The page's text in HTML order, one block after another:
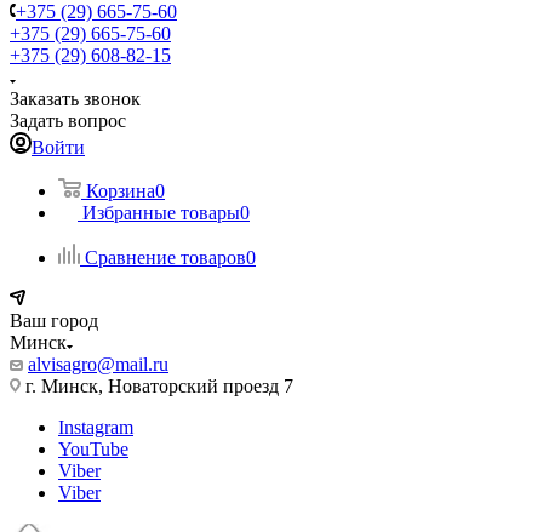
+375 (29) 665-75-60
+375 (29) 665-75-60
+375 (29) 608-82-15
Заказать звонок
Задать вопрос
Войти
Корзина0
Избранные товары0
Сравнение товаров0
Ваш город
Минск
alvisagro@mail.ru
г. Минск, Новаторский проезд 7
Instagram
YouTube
Viber
Viber